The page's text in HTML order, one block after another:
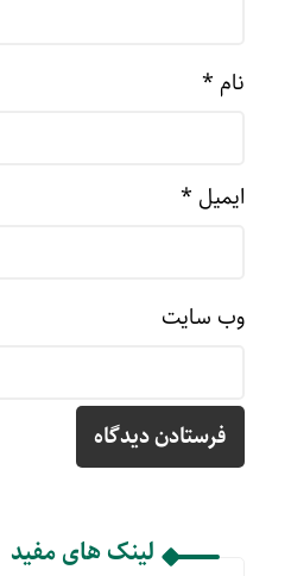
نام *
ایمیل *
وب‌ سایت
لینک های مفید